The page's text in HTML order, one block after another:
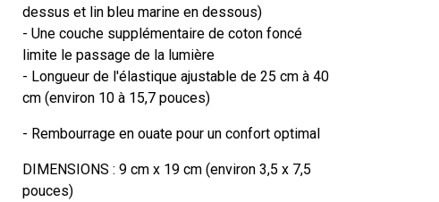
dessus et lin bleu marine en dessous)
- Une couche supplémentaire de coton foncé
limite le passage de la lumière
- Longueur de l'élastique ajustable de 25 cm à 40
cm (environ 10 à 15,7 pouces)
- Rembourrage en ouate pour un confort optimal
DIMENSIONS : 9 cm x 19 cm (environ 3,5 x 7,5
pouces)